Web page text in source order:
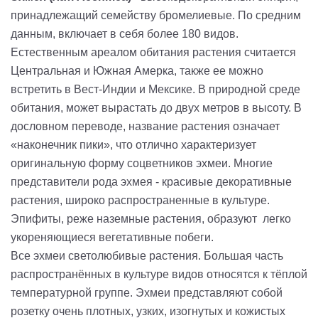
принадлежащий семейству бромелиевые. По средним
данным, включает в себя более 180 видов.
Естественным ареалом обитания растения считается
Центральная и Южная Амерка, также ее можно
встретить в Вест-Индии и Мексике. В природной среде
обитания, может вырастать до двух метров в высоту. В
дословном переводе, название растения означает
«наконечник пики», что отлично характеризует
оригинальную форму соцветников эхмеи. Многие
представители рода эхмея - красивые декоративные
растения, широко распространенные в культуре.
Эпифиты, реже наземные растения, образуют легко
укореняющиеся вегетативные побеги.
Все эхмеи светолюбивые растения. Большая часть
распространённых в культуре видов относятся к тёплой
температурной группе. Эхмеи представляют собой
розетку очень плотных, узких, изогнутых и кожистых